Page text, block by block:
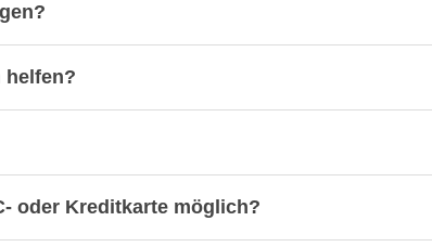
helfen?
oder Kreditkarte möglich?